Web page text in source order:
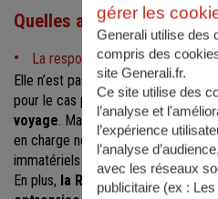
Quelles assurances pour
La responsabilité civile
Elle n’est pas obligatoire pour les
pour le cas particulier desagents
voyage. Mais elle estfortement
en charge notamment les
immatériels causés au personnel,
En plus, la RCP couvre toutes
gérer les
Generali utilise des
compris des
site Generali.fr.
Ce site utilise des
l’analyse et
l’expérience
l’analyse
avec les réseaux
publicitaire (ex :